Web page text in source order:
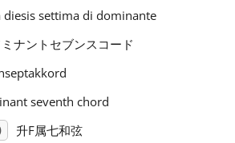
diesis settima di dominante
ナントセブンスコード
seventh chord
升F属七和弦